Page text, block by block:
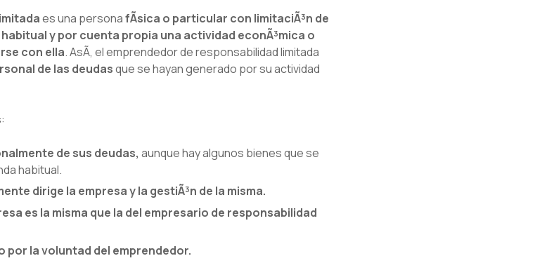
es una personafÃ­sica o particular con limitaciÃ³n de
y por cuenta propia una actividad econÃ³mica o
con ella. AsÃ­, el emprendedor de responsabilidad limitada
de las deudasque se hayan generado por su actividad
de sus deudas,aunque hay algunos bienes que se
habitual.
dirige la empresa y la gestiÃ³n de la misma.
es la misma que la del empresario de responsabilidad
por la voluntad del emprendedor.